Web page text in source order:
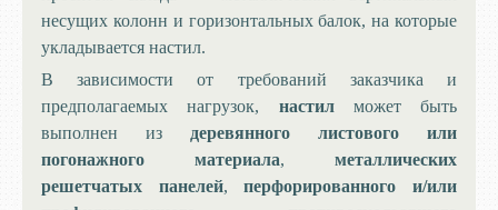
несущих колонн и горизонтальных балок, на которые
укладывается настил.
В зависимости от требований заказчика и
предполагаемых нагрузок, настилможет быть
выполнен из деревянного листового или
погонажного материала, металлических
решетчатых панелей,перфорированного и/или